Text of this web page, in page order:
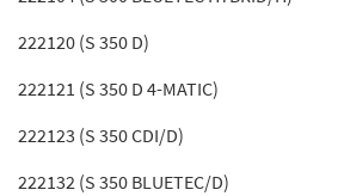
222120 (S 350 D)
222121 (S 350 D 4-MATIC)
222123 (S 350 CDI/D)
222132 (S 350 BLUETEC/D)